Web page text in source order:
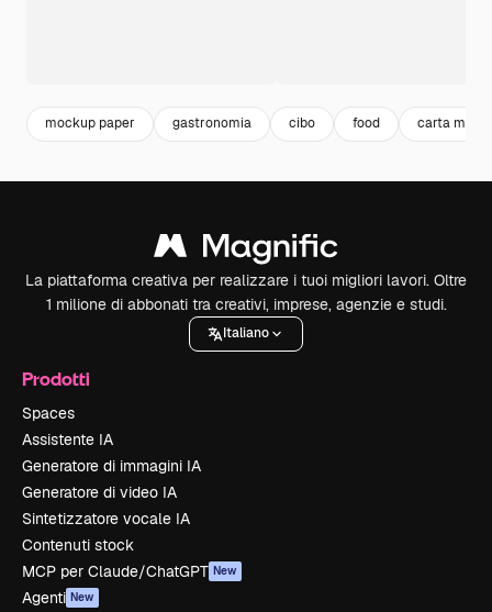
mockup paper gastronomia cibo food carta
La piattaforma creativa per realizzare i tuoi migliori lavori. Oltre
1 milione di abbonati tra creativi, imprese, agenzie e studi.
Italiano
Prodotti
Spaces
Assistente IA
Generatore di immagini IA
Generatore di video IA
Sintetizzatore vocale IA
Contenuti stock
MCP per Claude/ChatGPT New
Agenti New